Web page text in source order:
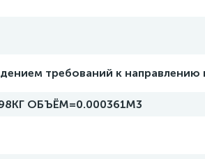
требований к направлению
ОБЪЁМ=0.000361М3